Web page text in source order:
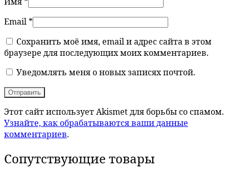
Email *
Сохранить моё имя, email и адрес сайта в этом
браузере для последующих моих комментариев.
Уведомлять меня о новых записях почтой.
Этот сайт использует Akismet для борьбы со спамом.
Узнайте, как обрабатываются ваши данные
комментариев.
Сопутствующие товары